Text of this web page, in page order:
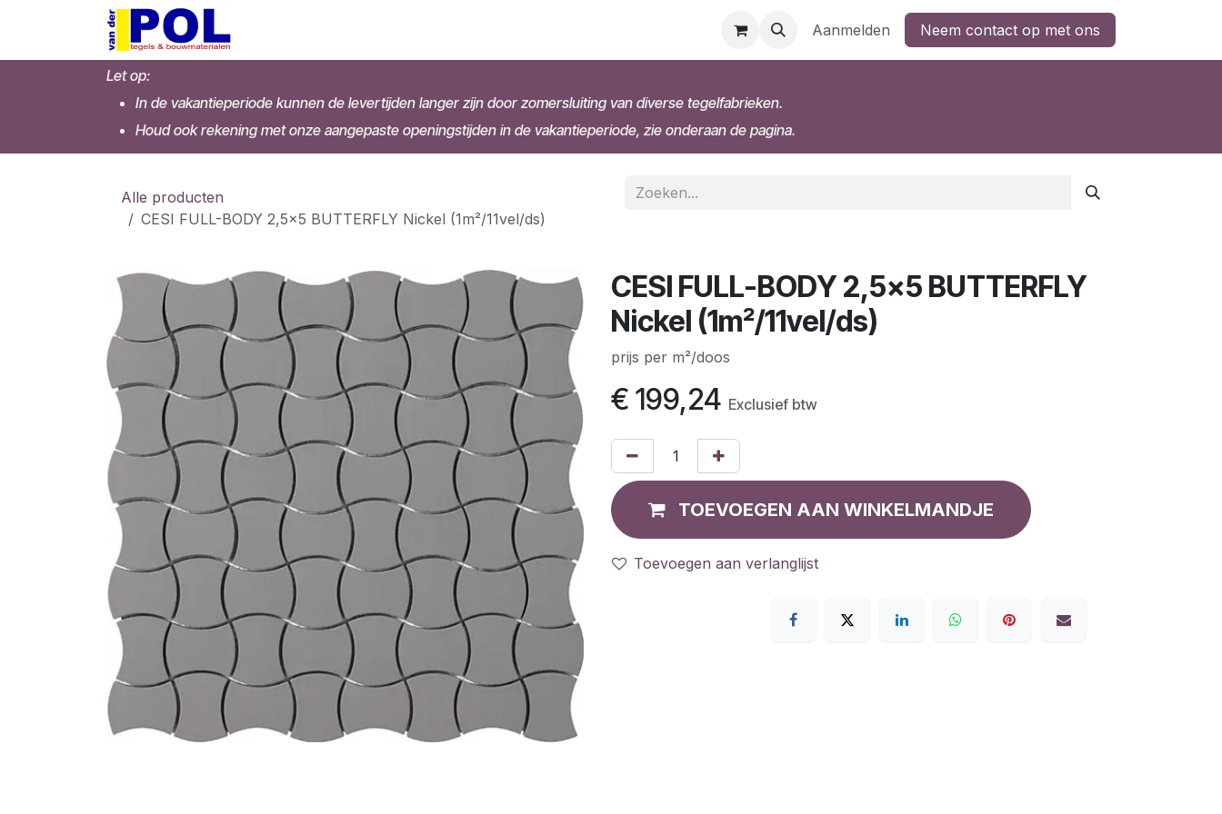
Overslaan naar inhoud
Aanmelden Neem contact op met ons
Let op:
In de vakantieperiode kunnen de levertijden langer zijn door zomersluiting van diverse tegelfabrieken.
Houd ook rekening met onze aangepaste openingstijden in de vakantieperiode, zie onderaan de pagina.
Alle producten
CESI FULL-BODY 2,5x5 BUTTERFLY Nickel (1m²/11vel/ds)
CESI FULL-BODY 2,5x5 BUTTERFLY
Nickel (1m²/11vel/ds)
prijs per m²/doos
€ 199,24 Exclusief btw
TOEVOEGEN AAN WINKELMANDJE
Toevoegen aan verlanglijst